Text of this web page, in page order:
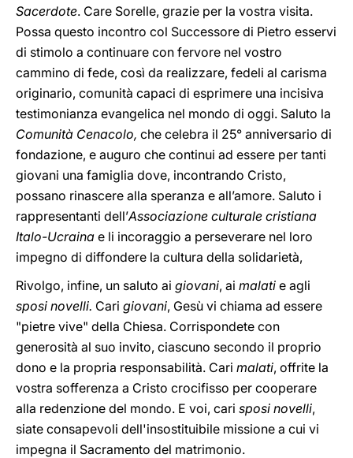
Sacerdote. Care Sorelle, grazie per la vostra visita.
Possa questo incontro col Successore di Pietro esservi
di stimolo a continuare con fervore nel vostro
cammino di fede, così da realizzare, fedeli al carisma
originario, comunità capaci di esprimere una incisiva
testimonianza evangelica nel mondo di oggi. Saluto la
Comunità Cenacolo, che celebra il 25° anniversario di
fondazione, e auguro che continui ad essere per tanti
giovani una famiglia dove, incontrando Cristo,
possano rinascere alla speranza e all’amore. Saluto i
rappresentanti dell’Associazione culturale cristiana
Italo-Ucraina e li incoraggio a perseverare nel loro
impegno di diffondere la cultura della solidarietà,
Rivolgo, infine, un saluto ai giovani, ai malati e agli
sposi novelli. Cari giovani, Gesù vi chiama ad essere
"pietre vive" della Chiesa. Corrispondete con
generosità al suo invito, ciascuno secondo il proprio
dono e la propria responsabilità. Cari malati, offrite la
vostra sofferenza a Cristo crocifisso per cooperare
alla redenzione del mondo. E voi, cari sposi novelli,
siate consapevoli dell'insostituibile missione a cui vi
impegna il Sacramento del matrimonio.